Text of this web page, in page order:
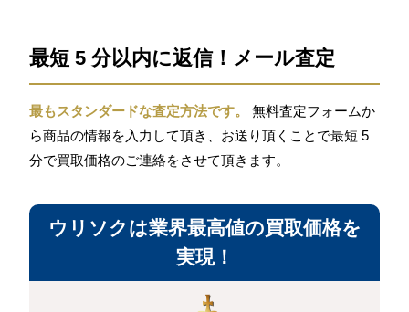
最短 5 分以内に返信！メール査定
最もスタンダードな査定方法です。
無料査定フォームか
ら商品の情報を入力して頂き、お送り頂くことで最短 5
分で買取価格のご連絡をさせて頂きます。
ウリソクは業界最高値の買取価格を
実現！